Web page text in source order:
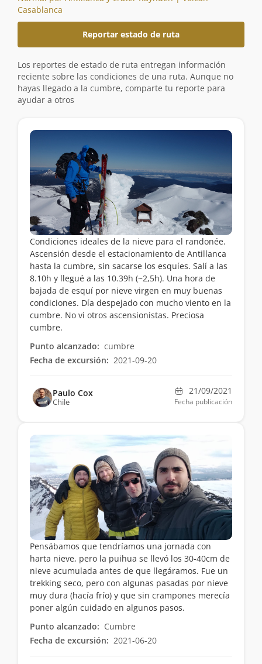
Casablanca
Reportar estado de ruta
Los reportes de estado de ruta entregan información
reciente sobre las condiciones de una ruta. Aunque no
hayas llegado a la cumbre, comparte tu reporte para
ayudar a otros
Condiciones ideales de la nieve para el randonée.
Ascensión desde el estacionamiento de Antillanca
hasta la cumbre, sin sacarse los esquíes. Salí a las
8.10h y llegué a las 10.39h (~2,5h). Una hora de
bajada de esquí por nieve virgen en muy buenas
condiciones. Día despejado con mucho viento en la
cumbre. No vi otros ascensionistas. Preciosa
cumbre.
Punto alcanzado: cumbre
Fecha de excursión: 2021-09-20
Paulo Cox
Chile
21/09/2021
Fecha publicación
Pensábamos que tendríamos una jornada con
harta nieve, pero la puihua se llevó los 30-40cm de
nieve acumulada antes de que llegáramos. Fue un
trekking seco, pero con algunas pasadas por nieve
muy dura (hacía frío) y que sin crampones merecía
poner algún cuidado en algunos pasos.
Punto alcanzado: Cumbre
Fecha de excursión: 2021-06-20